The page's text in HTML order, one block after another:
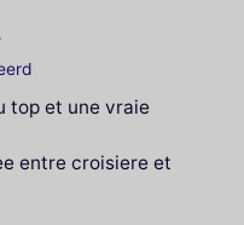
top et une vraie
entre croisiere et